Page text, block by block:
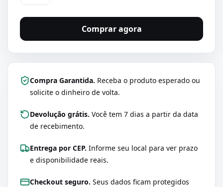
Comprar agora
Compra Garantida. Receba o produto esperado ou
solicite o dinheiro de volta.
Devolução grátis. Você tem 7 dias a partir da data
de recebimento.
Entrega por CEP. Informe seu local para ver prazo
e disponibilidade reais.
Checkout seguro. Seus dados ficam protegidos